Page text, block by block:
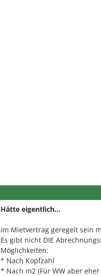
Hätte eigentlich...
im Mietvertrag geregelt sein
Es gibt nicht DIE
Möglichkeiten:
* Nach Kopfzahl
* Nach m2 (Für WW aber